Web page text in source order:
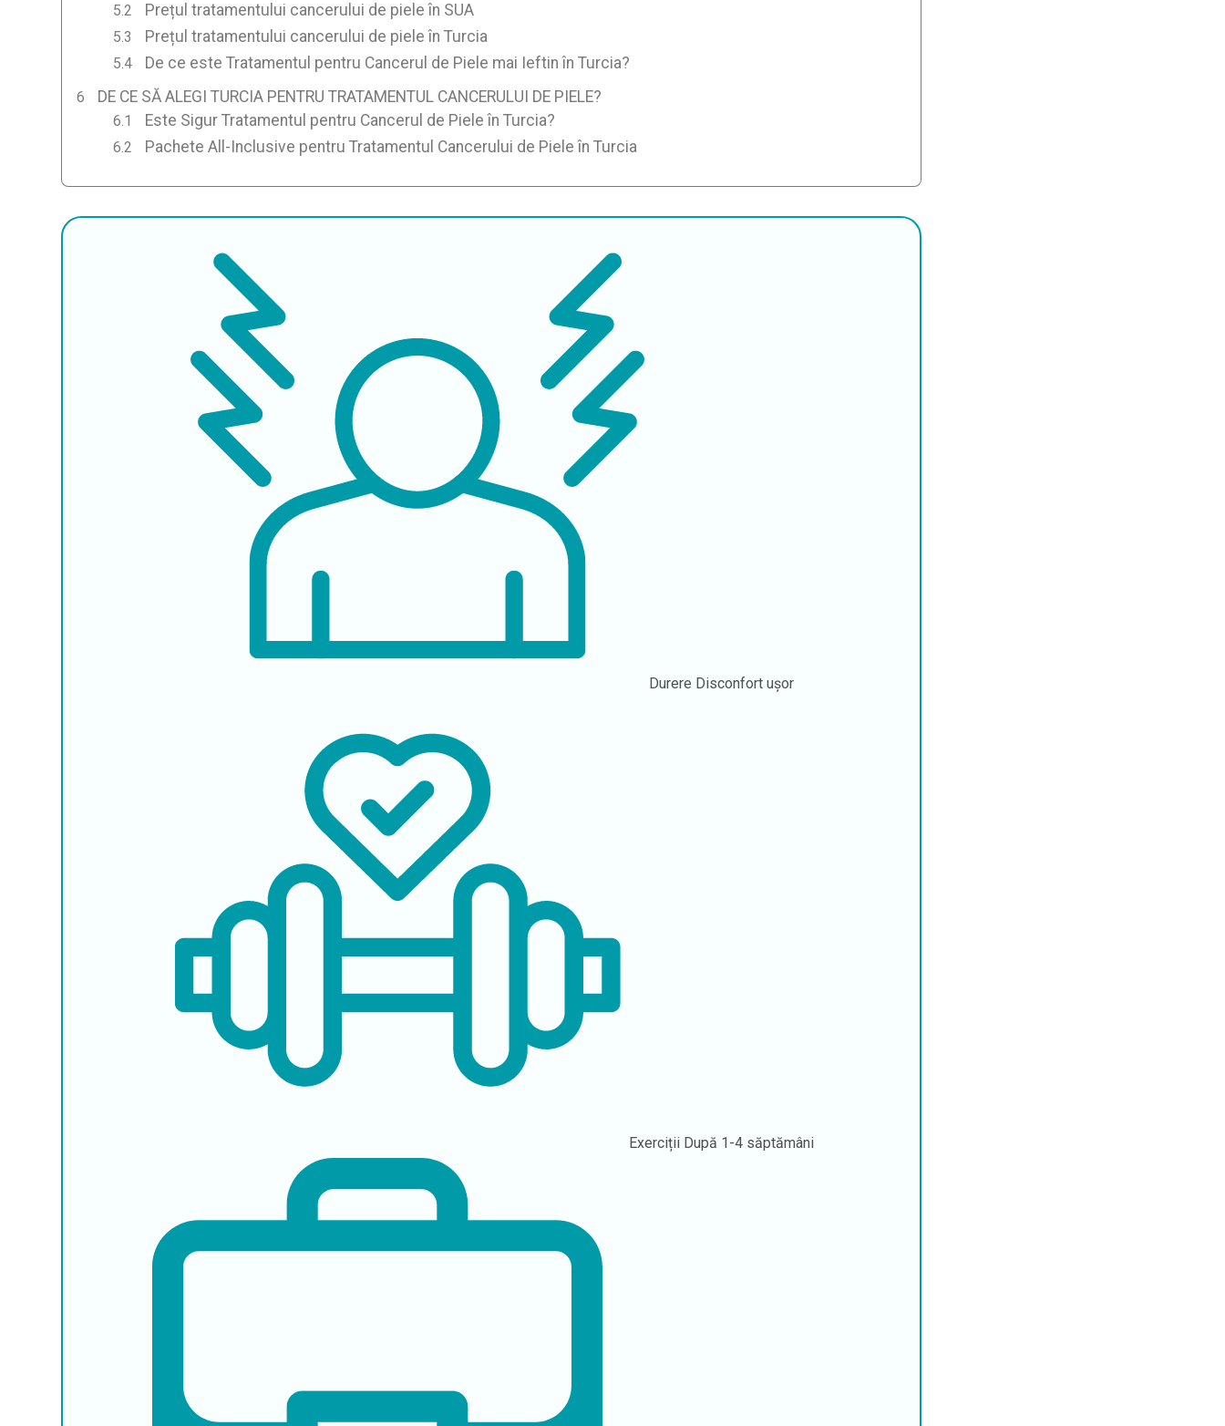
Prețul tratamentului cancerului de piele în SUA
Prețul tratamentului cancerului de piele în Turcia
De ce este Tratamentul pentru Cancerul de Piele mai Ieftin în Turcia?
DE CE SĂ ALEGI TURCIA PENTRU TRATAMENTUL CANCERULUI DE PIELE?
Este Sigur Tratamentul pentru Cancerul de Piele în Turcia?
Pachete All-Inclusive pentru Tratamentul Cancerului de Piele în Turcia
Durere Disconfort ușor
Exerciții După 1-4 săptămâni